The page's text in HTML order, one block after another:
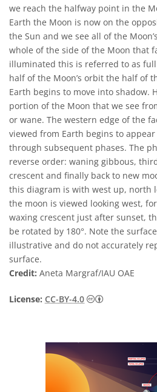
we reach the halfway point in the
Earth the Moon is now on the
the Sun and we see all of the
whole of the side of the Moon that
illuminated this is referred to as
half of the Moon’s orbit the half of
Earth begins to move into shadow.
portion of the Moon that we see
or wane. The western edge of the
viewed from Earth begins to
through subsequent phases. The
reverse order: waning gibbous,
crescent and finally back to new
this diagram is with west up, north
the moon is viewed looking west,
waxing crescent just after sunset,
be rotated by 180°. Note the
illustrative and do not accurately
surface.
Credit: Aneta Margraf/IAU OAE
License: CC-BY-4.0 Creative